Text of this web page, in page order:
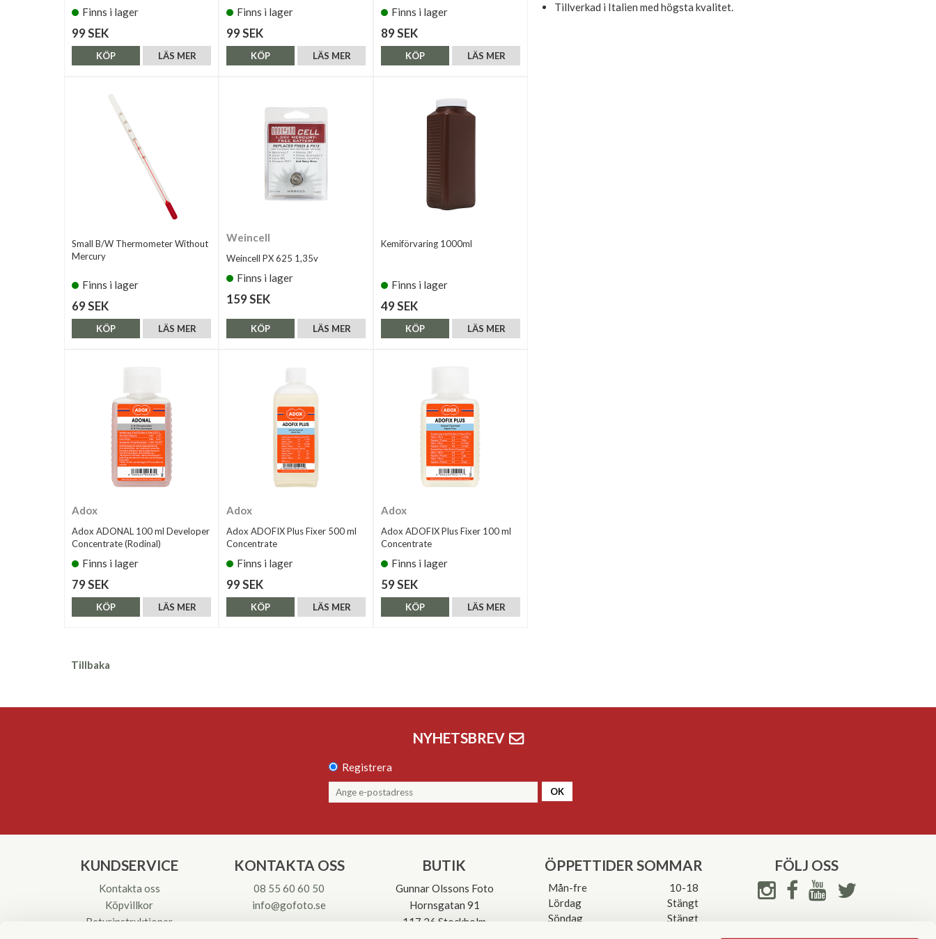
Tillverkad i Italien med högsta kvalitet.
Finns i lager
99 SEK
LÄS MER
KÖP
Finns i lager
99 SEK
LÄS MER
KÖP
Finns i lager
89 SEK
LÄS MER
KÖP
Small B/W Thermometer Without
Mercury
Finns i lager
69 SEK
LÄS MER
KÖP
Weincell
Weincell PX 625 1,35v
Finns i lager
159 SEK
LÄS MER
KÖP
Kemiförvaring 1000ml
Finns i lager
49 SEK
LÄS MER
KÖP
Adox
Adox ADONAL 100 ml Developer
Concentrate (Rodinal)
Finns i lager
79 SEK
LÄS MER
KÖP
Adox
Adox ADOFIX Plus Fixer 500 ml
Concentrate
Finns i lager
99 SEK
LÄS MER
KÖP
Adox
Adox ADOFIX Plus Fixer 100 ml
Concentrate
Finns i lager
59 SEK
LÄS MER
KÖP
Tillbaka
NYHETSBREV
Registrera
OK
KUNDSERVICE
Kontakta oss
Köpvillkor
Returinstruktioner
KONTAKTA OSS
08 55 60 60 50
info@gofoto.se
BUTIK
Gunnar Olssons Foto
Hornsgatan 91
117 26 Stockholm
ÖPPETTIDER SOMMAR
Mån-fre
10-18
Lördag
Stängt
Söndag
Stängt
FÖLJ OSS